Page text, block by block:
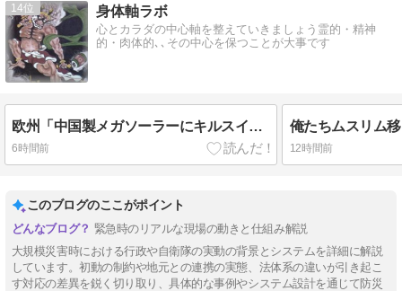
14 身体軸ラボ
心とカラダの中心軸を整えていきましょう霊的・精神
的・肉体的､､その中心を保つことが大事です
欧州「中国製メガソーラーにキルスイッチ仕込まれてる。大停電起こせるぞこれ」→ガチ規制で中国ブチギレ！
6時間前 12時間前
このブログのここがポイント
緊急時のリアルな現場の動きと仕組み解説
大規模災害時における行政や自衛隊の実動の背景とシステムを詳細に解説
しています。初動の制約や地元との連携の実態、法体系の違いが引き起こ
す対応の差異を鋭く切り取り、具体的な事例やシステム設計を通じて防災